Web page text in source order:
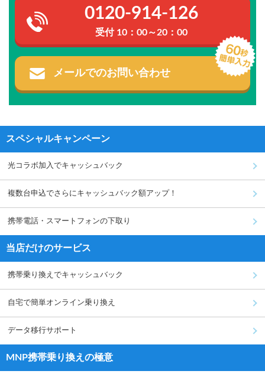
0120-914-126
受付 10：00～20：00
メールでのお問い合わせ
スペシャルキャンペーン
光コラボ加入でキャッシュバック
複数台申込でさらにキャッシュバック額アップ！
携帯電話・スマートフォンの下取り
当店だけのサービス
携帯乗り換えでキャッシュバック
自宅で簡単オンライン乗り換え
データ移行サポート
MNP携帯乗り換えの極意